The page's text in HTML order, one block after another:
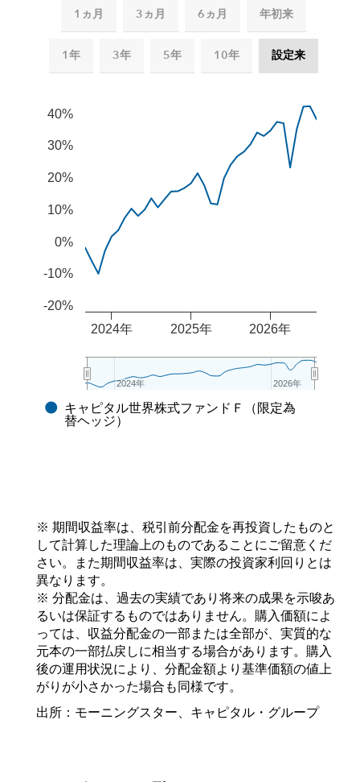
1ヵ月 3ヵ月 6ヵ月 年初来
1年 3年 5年 10年 設定来
The chart has 2 X axes displaying Time, and navigator-
The chart has 2 Y axes displaying values, and
2024年 2025年 2026年
2024年
2024年 2026年
2026年
-20%
-10%
0%
10%
20%
30%
40%
End of interactive chart.
キャピタル世界株式ファンドＦ（限定為
替ヘッジ）
※ 期間収益率は、税引前分配金を再投資したものと
して計算した理論上のものであることにご留意くだ
さい。また期間収益率は、実際の投資家利回りとは
異なります。
※ 分配金は、過去の実績であり将来の成果を示唆あ
るいは保証するものではありません。購入価額によ
っては、収益分配金の一部または全部が、実質的な
元本の一部払戻しに相当する場合があります。購入
後の運用状況により、分配金額より基準価額の値上
がりが小さかった場合も同様です。
出所：モーニングスター、キャピタル・グループ